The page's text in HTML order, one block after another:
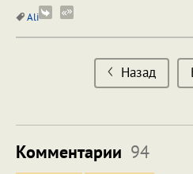
Ali
Назад
Комментарии 94